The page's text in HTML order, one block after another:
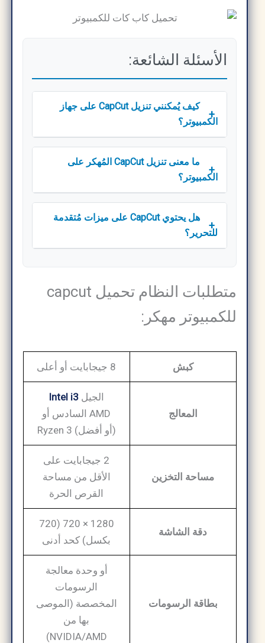
الأسئلة الشائعة:
كيف يُمكنني تنزيل CapCut على جهاز
الكمبيوتر؟
+
ما معنى تنزيل CapCut المُهكر على
الكمبيوتر؟
+
هل يحتوي CapCut على ميزات مُتقدمة
للتحرير؟
+
متطلبات النظام تحميل capcut
للكمبيوتر مهكر:
كبش
المعالج
Intel i3 الجيل
السادس أو AMD
مساحة التخزين
2 جيجابايت على
الأقل من مساحة
القرص الحرة
دقة الشاشة
1280 × 720 (720
بكسل) كحد أدنى
بطاقة الرسومات
أو وحدة معالجة
الرسومات
المخصصة (الموصى
بها من
NVIDIA/AMD)